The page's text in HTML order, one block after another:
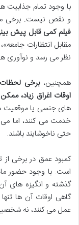
و نقص نیست. برخی
فیلم کمی قابل پیش
مقابل انتظارات
نظر می رسد و نوآوری
همچنین،برخی لحظات
اوقات اغراق زیاد،
های جنسی یا موقعیت
خدمت می کنند، اما می
حتی ناخوشایند باشند.
کمبود عمق در برخی
است. با وجود حضور
گذشته و انگیزه های
گاهی اوقات آن ها
عمل می کنند، نه